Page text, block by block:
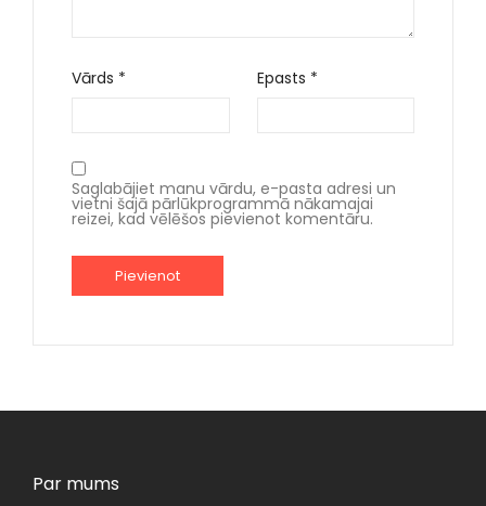
Vārds * Epasts *
Saglabājiet manu vārdu, e-pasta adresi un
vietni šajā pārlūkprogrammā nākamajai
reizei, kad vēlēšos pievienot komentāru.
Par mums